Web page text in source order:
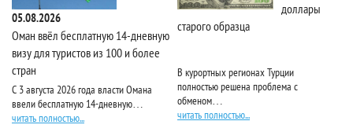
05.08.2026
Оман ввёл бесплатную 14-дневную
визу для туристов из 100 и более
стран
С 3 августа 2026 года власти Омана
ввели бесплатную 14-дневную…
читать полностью...
доллары
старого образца
В курортных регионах Турции
полностью решена проблема с
обменом…
читать полностью...